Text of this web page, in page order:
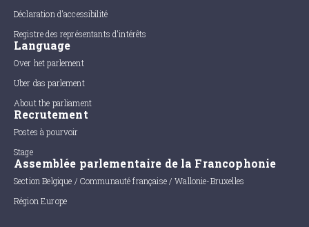
Déclaration d'accessibilité
Registre des représentants d'intérêts
Language
Over het parlement
Uber das parlement
About the parliament
Recrutement
Postes à pourvoir
Stage
Assemblée parlementaire de la Francophonie
Section Belgique / Communauté française / Wallonie-Bruxelles
Région Europe